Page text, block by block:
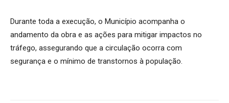
Durante toda a execução, o Município acompanha o
andamento da obra e as ações para mitigar impactos no
tráfego, assegurando que a circulação ocorra com
segurança e o mínimo de transtornos à população.